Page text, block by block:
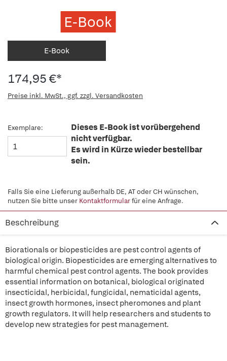
E-Book
E-Book
174,95 €*
Preise inkl. MwSt., ggf. zzgl. Versandkosten
Exemplare:
Dieses E-Book ist vorübergehend
nicht verfügbar.
Es wird in Kürze wieder bestellbar
sein.
Falls Sie eine Lieferung außerhalb DE, AT oder CH wünschen,
nutzen Sie bitte unser Kontaktformularfür eine Anfrage.
Beschreibung
Biorationals or biopesticides are pest control agents of
biological origin. Biopesticides are emerging alternatives to
harmful chemical pest control agents. The book provides
essential information on botanical, biological originated
insecticidal, herbicidal, fungicidal, nematicidal agents,
insect growth hormones, insect pheromones and plant
growth regulators. It will help researchers and students to
develop new strategies for pest management.